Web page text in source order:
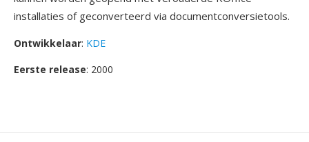
installaties of geconverteerd via documentconversietools.
Ontwikkelaar: KDE
Eerste release: 2000